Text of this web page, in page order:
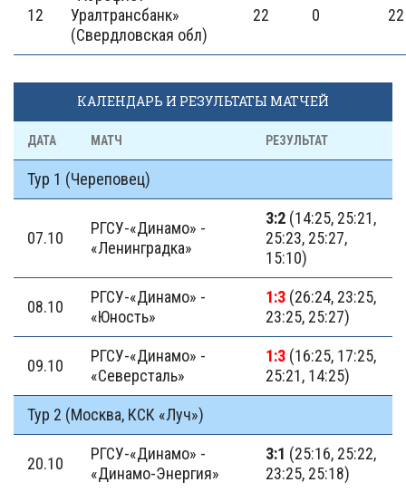
12
Уралтранcбанк»
(Свердловская обл)
22 0
КАЛЕНДАРЬ И РЕЗУЛЬТАТЫ МАТЧЕЙ
ДАТА МАТЧ РЕЗУЛЬТАТ
Тур 1 (Череповец)
07.10
РГСУ-«Динамо» -
«Ленинградка»
3:2 (14:25, 25:21,
25:23, 25:27,
15:10)
08.10
РГСУ-«Динамо» -
«Юность»
1:3 (26:24, 23:25,
23:25, 25:27)
09.10
РГСУ-«Динамо» -
«Северсталь»
1:3 (16:25, 17:25,
25:21, 14:25)
Тур 2 (Москва, КСК «Луч»)
20.10
РГСУ-«Динамо» -
«Динамо-Энергия»
3:1 (25:16, 25:22,
23:25, 25:18)